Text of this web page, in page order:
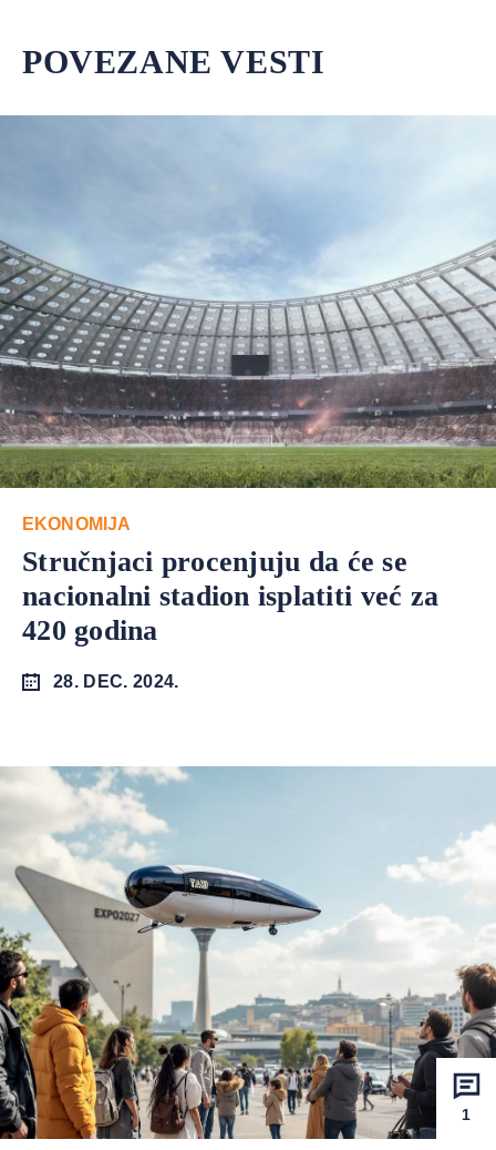
POVEZANE VESTI
EKONOMIJA
Stručnjaci procenjuju da će se
nacionalni stadion isplatiti već za
420 godina
28. DEC. 2024.
1